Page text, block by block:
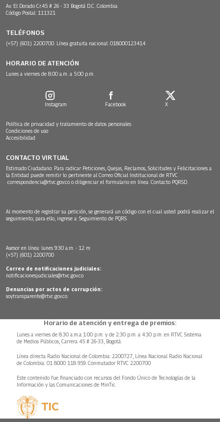
Av. El Dorado Cr.45 # 26 - 33 Bogotá D.C. Colombia.
Código Postal: 111321
TELÉFONOS
(+57) (601) 2200700. Línea gratuita nacional: 018000123414
HORARIO DE ATENCIÓN
Lunes a viernes de 8:00 a.m. a 5:00 p.m.
Instagram Facebook X
Política de privacidad y tratamiento de datos personales
Condiciones de uso
Accesibilidad
CONTACTO VIRTUAL
Estimado Ciudadano: Para radicar Peticiones, Quejas, Reclamos, Solicitudes y Felicitaciones a
la Entidad puede remitir lo pertinente al Correo Oficial Institucional de RTVC
correspondencia@rtvc.gov.co o diligenciar el formulario en línea: Contacto PQRSD.
Al momento de registrar su petición, se generará un código con el cual usted podrá realizar el
seguimiento, para ello, ingrese a: Seguimiento de PQRS
Asesor en línea: lunes 9:30 a.m. - 12 m
(+57) (601) 2200700
Correo de notificaciones judiciales:
notificacionesjudiciales@rtvc.gov.co
Denuncias por actos de corrupción:
soytransparente@rtvc.gov.co
Horario de atención y entrega de premios:
Lunes a viernes de 8:30 a.m.a 1:00 p.m. y de 2:30 p.m. a 4:30 p.m. en RTVC Sistema
de Medios Públicos, Carrera 45 # 26-33, Bogotá.
Línea directa Radio Nacional de Colombia: 2200727, Línea Nacional Radio Nacional
de Colombia: 01 8000 118 959. Conmutador RTVC 2200700
Este contenido fue financiado con recursos del Fondo Único de Tecnologías de la
Información y las Comunicaciones de MinTic.